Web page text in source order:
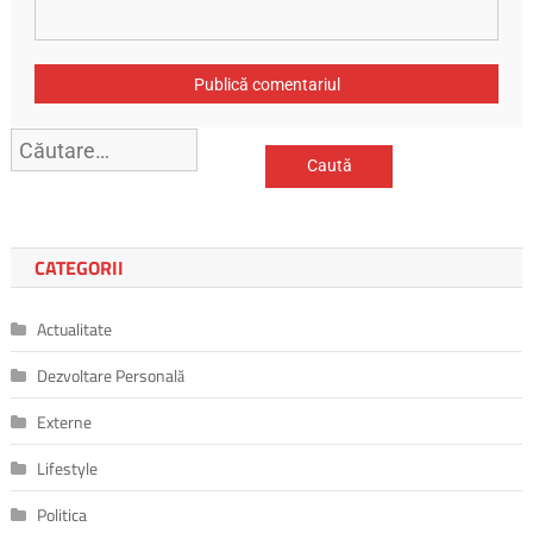
CATEGORII
Actualitate
Dezvoltare Personală
Externe
Lifestyle
Politica